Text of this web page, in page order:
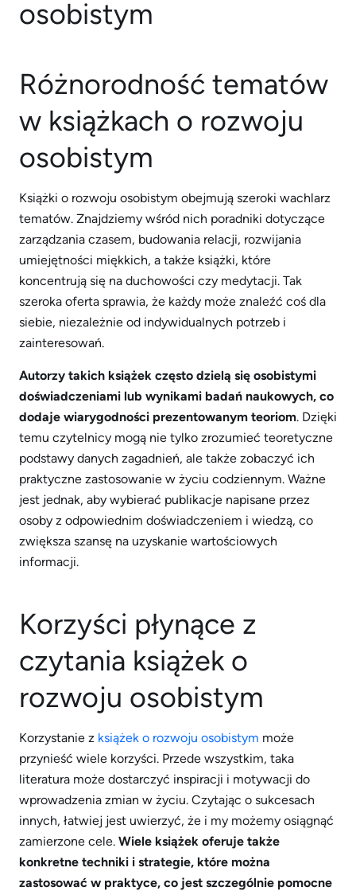
Różnorodność tematów
w książkach o rozwoju
osobistym
Książki o rozwoju osobistym obejmują szeroki wachlarz
tematów. Znajdziemy wśród nich poradniki dotyczące
zarządzania czasem, budowania relacji, rozwijania
umiejętności miękkich, a także książki, które
koncentrują się na duchowości czy medytacji. Tak
szeroka oferta sprawia, że każdy może znaleźć coś dla
siebie, niezależnie od indywidualnych potrzeb i
zainteresowań.
Autorzy takich książek często dzielą się osobistymi
doświadczeniami lub wynikami badań naukowych, co
dodaje wiarygodności prezentowanym teoriom. Dzięki
temu czytelnicy mogą nie tylko zrozumieć teoretyczne
podstawy danych zagadnień, ale także zobaczyć ich
praktyczne zastosowanie w życiu codziennym. Ważne
jest jednak, aby wybierać publikacje napisane przez
osoby z odpowiednim doświadczeniem i wiedzą, co
zwiększa szansę na uzyskanie wartościowych
informacji.
Korzyści płynące z
czytania książek o
rozwoju osobistym
Korzystanie z książek o rozwoju osobistym może
przynieść wiele korzyści. Przede wszystkim, taka
literatura może dostarczyć inspiracji i motywacji do
wprowadzenia zmian w życiu. Czytając o sukcesach
innych, łatwiej jest uwierzyć, że i my możemy osiągnąć
zamierzone cele. Wiele książek oferuje także
konkretne techniki i strategie, które można
zastosować w praktyce, co jest szczególnie pomocne